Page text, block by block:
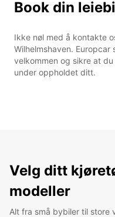
Book din
Ikke nøl med å kontakte
Wilhelmshaven.
velkommen og sikre at
under oppholdet ditt.
Velg ditt
modeller
Alt fra små bybiler til store